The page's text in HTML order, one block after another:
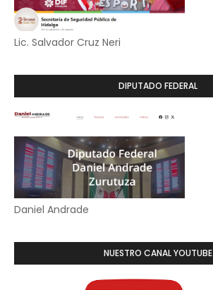
Lic. Salvador Cruz Neri
DIPUTADO FEDERAL
Daniel Andrade
NUESTRO CANAL YOUTUBE